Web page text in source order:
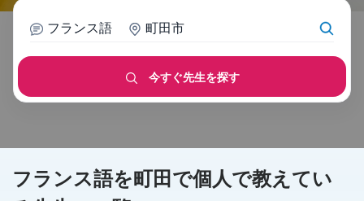
フランス語 町田市
今すぐ先生を探す
フランス語を町田で個人で教えてい